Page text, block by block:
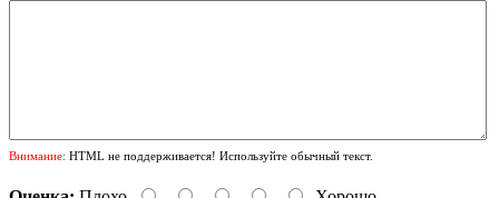
Внимание: HTML не поддерживается! Используйте обычный текст.